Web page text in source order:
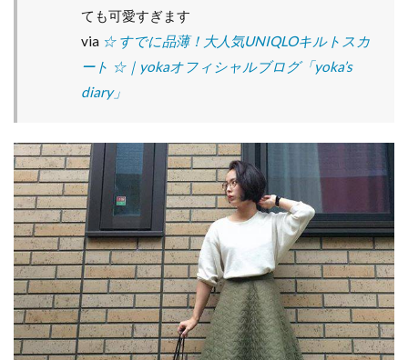
ても可愛すぎます
via ☆ すでに品薄！大人気UNIQLOキルトスカ
ート ☆｜yokaオフィシャルブログ「yoka’s
diary」